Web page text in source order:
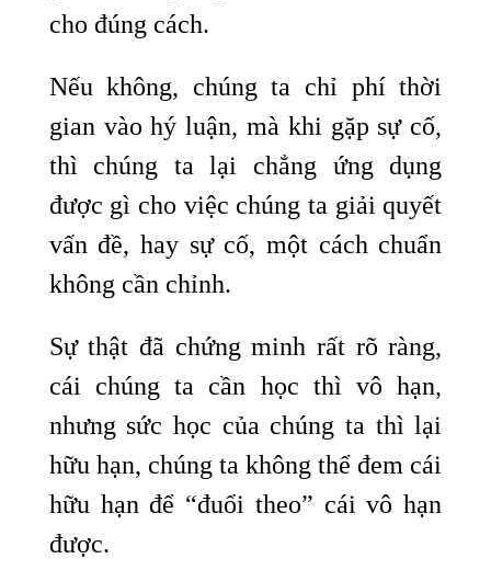
cho đúng cách.
Nếu không, chúng ta chỉ phí thời
gian vào hý luận, mà khi gặp sự cố,
thì chúng ta lại chẳng ứng dụng
được gì cho việc chúng ta giải quyết
vấn đề, hay sự cố, một cách chuẩn
không cần chỉnh.
Sự thật đã chứng minh rất rõ ràng,
cái chúng ta cần học thì vô hạn,
nhưng sức học của chúng ta thì lại
hữu hạn, chúng ta không thể đem cái
hữu hạn để “đuổi theo” cái vô hạn
được.